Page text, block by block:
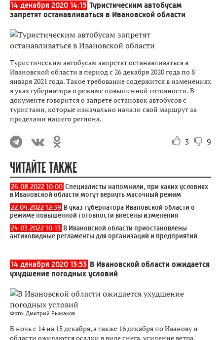
14 декабря 2020 14:15 Туристическим автобусам
запретят останавливаться в Ивановской области
Туристическим автобусам запретят останавливаться в
Ивановской области в период с 26 декабря 2020 года по 8
января 2021 года. Такое требование содержится в изменениях
в указ губернатора о режиме повышенной готовности. В
документе говорится о запрете остановок автобусов с
туристами, которые изначально начали свой маршрут за
пределами нашего региона.
3 9
ЧИТАЙТЕ ТАКЖЕ
26.08.2022 10:00 Специалисты напомнили, при каких условиях
в Ивановской области могут вернуть масочный режим
22.04.2022 12:39 В указ губернатора Ивановской области о
режиме повышенной готовности внесены изменения
24.03.2022 10:13 В Ивановской области приостановлены
антиковидные регламенты для организаций и предприятий
14 декабря 2020 13:53 В Ивановской области ожидается
ухудшение погодных условий
Фото: Дмитрий Рыжаков
В ночь с 14 на 15 декабря, а также 16 декабря по Иванову и
области ожидаются осадки в виде снега, усиление ветра,